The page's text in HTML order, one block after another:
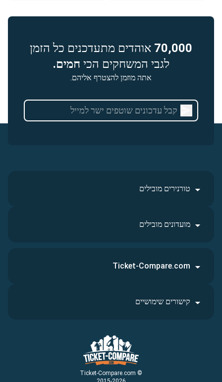
70,000 אוהדים מתעדכנים כל הזמן
לגבי המשחקים הכי חמים.
אתה מוזמן להצטרף אליהם.
טורנירים מובילים
מועדונים מובילים
© Ticket-Compare.com
Ticket-Compare.com
קישורים שימושיים